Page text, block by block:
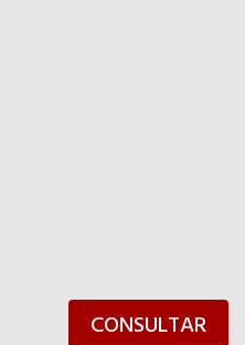
CONSULTAR